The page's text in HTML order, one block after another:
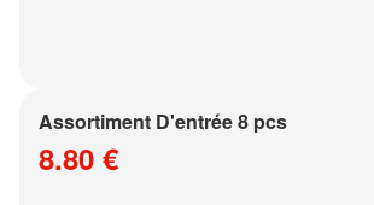
Assortiment D'entrée 8 pcs
8.80 €